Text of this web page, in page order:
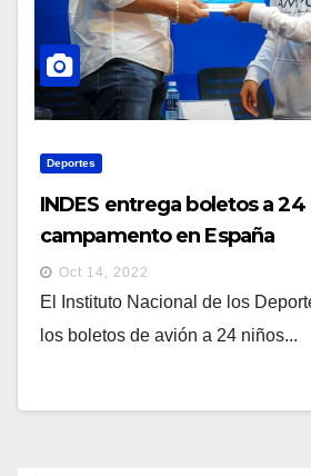
Deportes
INDES entrega boletos a 24
campamento en España
Oct 14, 2022
El Instituto Nacional de los
los boletos de avión a 24 niños...